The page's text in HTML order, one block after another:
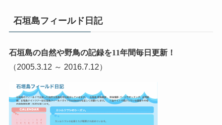
石垣島フィールド日記
石垣島の自然や野鳥の記録を11年間毎日更新！
（2005.3.12 ～ 2016.7.12）